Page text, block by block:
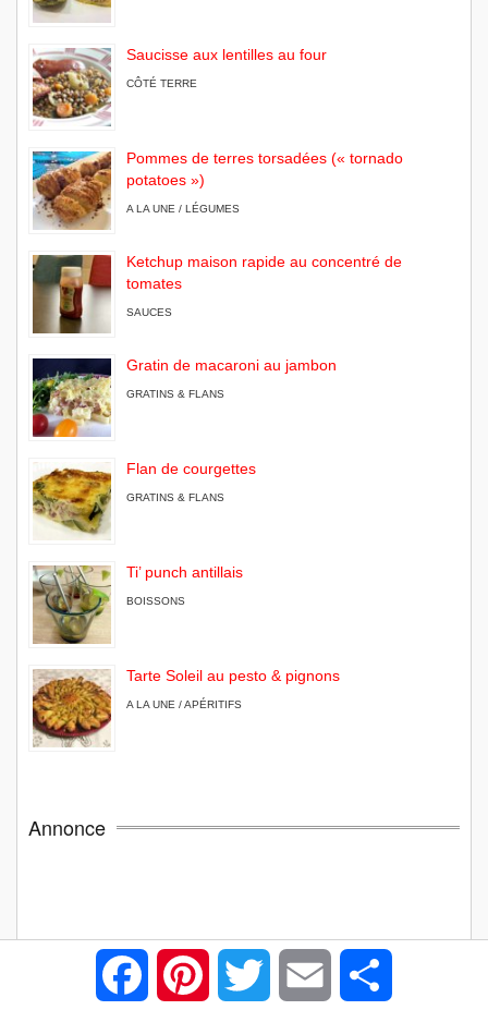
Saucisse aux lentilles au four
CÔTÉ TERRE
Pommes de terres torsadées (« tornado
potatoes »)
A LA UNE / LÉGUMES
Ketchup maison rapide au concentré de
tomates
SAUCES
Gratin de macaroni au jambon
GRATINS & FLANS
Flan de courgettes
GRATINS & FLANS
Ti’ punch antillais
BOISSONS
Tarte Soleil au pesto & pignons
A LA UNE / APÉRITIFS
Annonce
Facebook Pinterest Twitter Email